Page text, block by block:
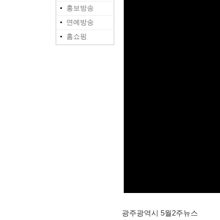
홍보방송
연예방송
홈쇼핑
광주광역시 5월2주뉴스